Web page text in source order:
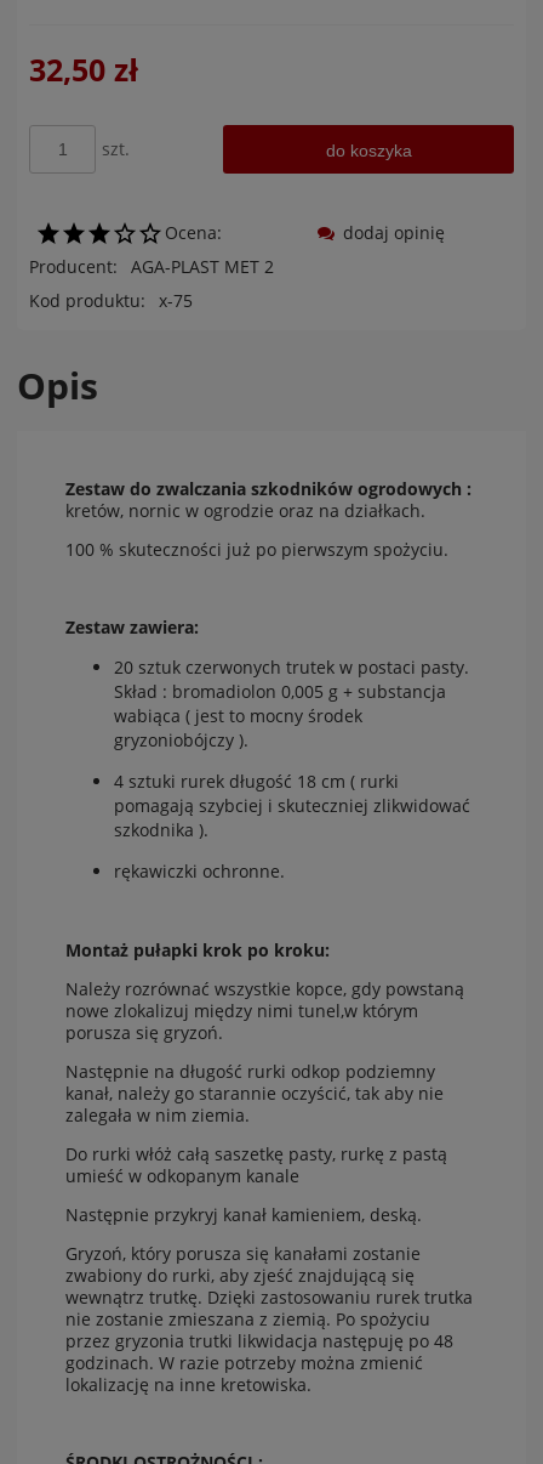
32,50 zł
szt. do koszyka
Ocena:
Producent:
AGA-PLAST MET 2
Kod produktu:
x-75
dodaj opinię
Opis
Zestaw do zwalczania szkodników ogrodowych :
kretów, nornic w ogrodzie oraz na działkach.
100 % skuteczności już po pierwszym spożyciu.
Zestaw zawiera:
20 sztuk czerwonych trutek w postaci pasty.
Skład : bromadiolon 0,005 g + substancja
wabiąca ( jest to mocny środek
gryzoniobójczy ).
4 sztuki rurek długość 18 cm ( rurki
pomagają szybciej i skuteczniej zlikwidować
szkodnika ).
rękawiczki ochronne.
Montaż pułapki krok po kroku:
Należy rozrównać wszystkie kopce, gdy powstaną
nowe zlokalizuj między nimi tunel,w którym
porusza się gryzoń.
Następnie na długość rurki odkop podziemny
kanał, należy go starannie oczyścić, tak aby nie
zalegała w nim ziemia.
Do rurki włóż całą saszetkę pasty, rurkę z pastą
umieść w odkopanym kanale
Następnie przykryj kanał kamieniem, deską.
Gryzoń, który porusza się kanałami zostanie
zwabiony do rurki, aby zjeść znajdującą się
wewnątrz trutkę. Dzięki zastosowaniu rurek trutka
nie zostanie zmieszana z ziemią. Po spożyciu
przez gryzonia trutki likwidacja następuję po 48
godzinach. W razie potrzeby można zmienić
lokalizację na inne kretowiska.